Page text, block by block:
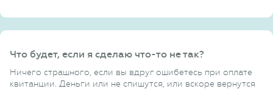
Что будет, если я сделаю что-то не так?
Ничего страшного, если вы вдруг ошибетесь при оплате
квитанции. Деньги или не спишутся, или вскоре вернутся